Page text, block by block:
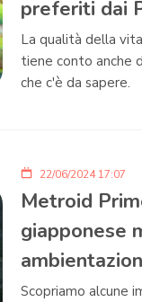
preferiti dai
La qualità della
tiene conto anche
che c'è da sapere.
22/06/2024 17:07
Metroid
giapponese
Scopriamo alcune